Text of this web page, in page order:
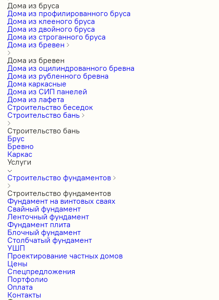
Дома из бруса
Дома из профилированного бруса
Дома из клееного бруса
Дома из двойного бруса
Дома из строганного бруса
Дома из бревен
Дома из бревен
Дома из оцилиндрованного бревна
Дома из рубленного бревна
Дома каркасные
Дома из СИП панелей
Дома из лафета
Строительство беседок
Строительство бань
Строительство бань
Брус
Бревно
Каркас
Услуги
Строительство фундаментов
Строительство фундаментов
Фундамент на винтовых сваях
Свайный фундамент
Ленточный фундамент
Фундамент плита
Блочный фундамент
Столбчатый фундамент
УШП
Проектирование частных домов
Цены
Спецпредложения
Портфолио
Оплата
Контакты